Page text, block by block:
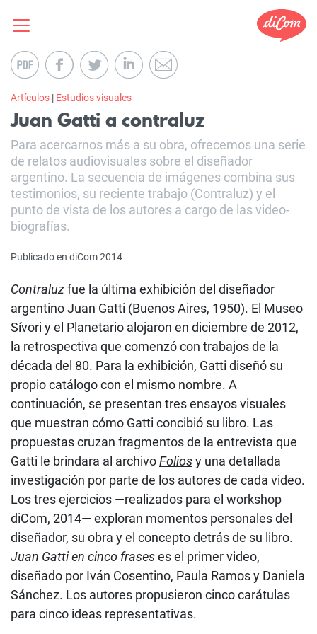
Artículos | Estudios visuales
Juan Gatti a contraluz
Para acercarnos más a su obra, ofrecemos una serie
de relatos audiovisuales sobre el diseñador
argentino. La secuencia de imágenes combina sus
testimonios, su reciente trabajo (Contraluz) y el
punto de vista de los autores a cargo de las video-
biografías.
Publicado en diCom 2014
Contraluzfue la última exhibición del diseñador
argentino Juan Gatti (Buenos Aires, 1950). El Museo
Sívori y el Planetario alojaron en diciembre de 2012,
la retrospectiva que comenzó con trabajos de la
década del 80. Para la exhibición, Gatti diseñó su
propio catálogo con el mismo nombre. A
continuación, se presentan tres ensayos visuales
que muestran cómo Gatti concibió su libro. Las
propuestas cruzan fragmentos de la entrevista que
Gatti le brindara al archivoFoliosy una detallada
investigación por parte de los autores de cada video.
Los tres ejercicios —realizados para el workshop
diCom, 2014— exploran momentos personales del
diseñador, su obra y el concepto detrás de su libro.
Juan Gatti en cinco fraseses el primer video,
diseñado por Iván Cosentino, Paula Ramos y Daniela
Sánchez. Los autores propusieron cinco carátulas
para cinco ideas representativas.